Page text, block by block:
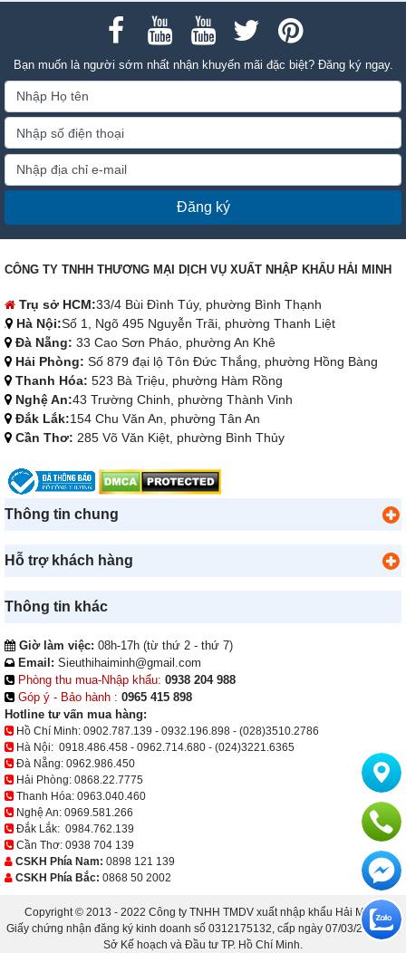
Bạn muốn là người sớm nhất nhận khuyến mãi đặc biệt? Đăng ký ngay.
Đăng ký
CÔNG TY TNHH THƯƠNG MẠI DỊCH VỤ XUẤT NHẬP KHẨU HẢI MINH
Trụ sở HCM:33/4 Bùi Đình Túy, phường Bình Thạnh
Hà Nội:Số 1, Ngõ 495 Nguyễn Trãi, phường Thanh Liệt
Đà Nẵng: 33 Cao Sơn Pháo, phường An Khê
Hải Phòng: Số 879 đại lộ Tôn Đức Thắng, phường Hồng Bàng
Thanh Hóa: 523 Bà Triệu, phường Hàm Rồng
Nghệ An:43 Trường Chinh, phường Thành Vinh
Đắk Lắk:154 Chu Văn An, phường Tân An
Cần Thơ: 285 Võ Văn Kiệt, phường Bình Thủy
Thông tin chung
Hỗ trợ khách hàng
Thông tin khác
Giờ làm việc: 08h-17h (từ thứ 2 - thứ 7)
Email: Sieuthihaiminh@gmail.com
Phòng thu mua-Nhập khẩu: 0938 204 988
Góp ý - Bảo hành : 0965 415 898
Hotline tư vấn mua hàng:
Hồ Chí Minh: 0902.787.139 - 0932.196.898 - (028)3510.2786
Hà Nội: 0918.486.458 - 0962.714.680 - (024)3221.6365
Đà Nẵng: 0962.986.450
Hải Phòng: 0868.22.7775
Thanh Hóa: 0963.040.460
Nghệ An: 0969.581.266
Đắk Lắk: 0984.762.139
Cần Thơ: 0938 704 139
CSKH Phía Nam: 0898 121 139
CSKH Phía Bắc: 0868 50 2002
Copyright © 2013 - 2022 Công ty TNHH TMDV xuất nhập khẩu Hải Minh.
Giấy chứng nhận đăng ký kinh doanh số 0312175132, cấp ngày 07/03/2013 bởi
Sở Kế hoạch và Đầu tư TP. Hồ Chí Minh.